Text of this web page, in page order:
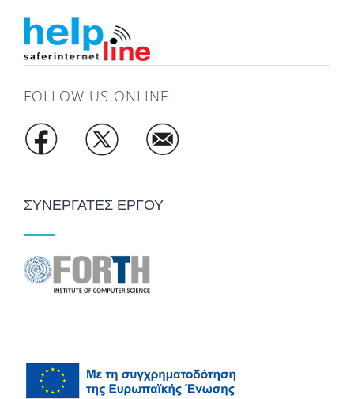
FOLLOW US ONLINE
ΣΥΝΕΡΓΑΤΕΣ ΕΡΓΟΥ